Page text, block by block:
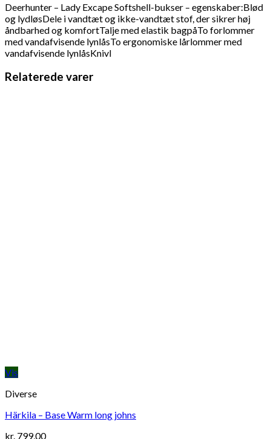
Deerhunter – Lady Excape Softshell-bukser – egenskaber:Blød
og lydløsDele i vandtæt og ikke-vandtæt stof, der sikrer høj
åndbarhed og komfortTalje med elastik bagpåTo forlommer
med vandafvisende lynlåsTo ergonomiske lårlommer med
vandafvisende lynlåsKnivl
Relaterede varer
Vis
Diverse
Härkila – Base Warm long johns
kr. 799,00